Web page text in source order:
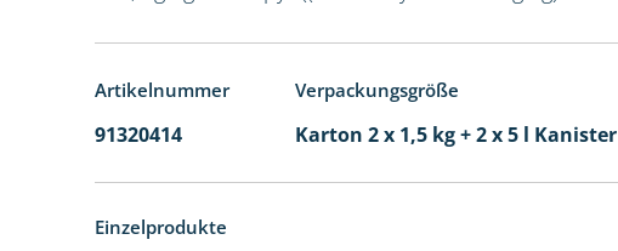
Artikelnummer Verpackungsgröße
91320414 Karton 2 x 1,5 kg + 2 x 5 l Kanister
Einzelprodukte